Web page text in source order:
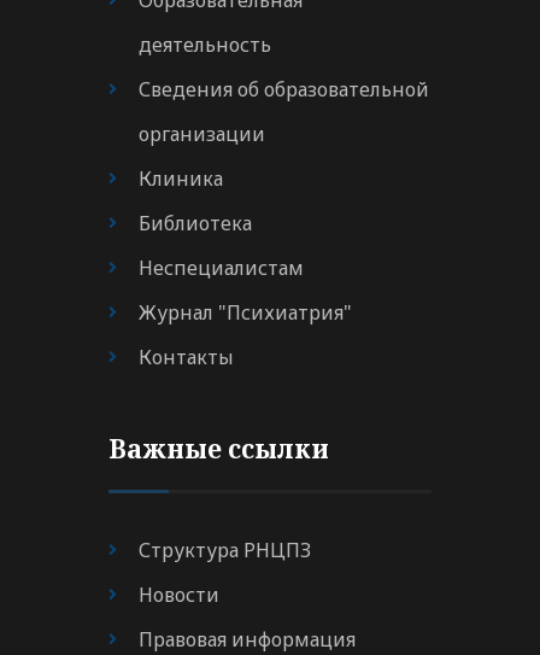
деятельность
Сведения об образовательной
организации
Клиника
Библиотека
Неспециалистам
Журнал "Психиатрия"
Контакты
Важные ссылки
Структура РНЦПЗ
Новости
Правовая информация